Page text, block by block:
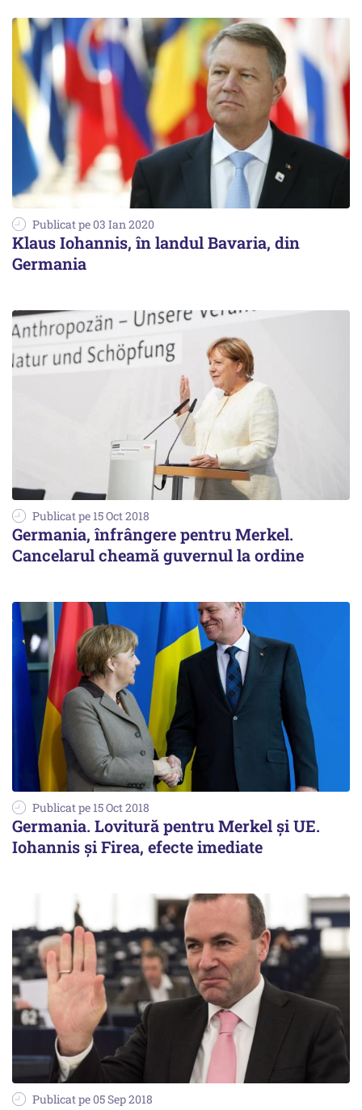
Publicat pe 03 Ian 2020
Klaus Iohannis, în landul Bavaria, din
Germania
Publicat pe 15 Oct 2018
Germania, înfrângere pentru Merkel.
Cancelarul cheamă guvernul la ordine
Publicat pe 15 Oct 2018
Germania. Lovitură pentru Merkel și UE.
Iohannis și Firea, efecte imediate
Publicat pe 05 Sep 2018